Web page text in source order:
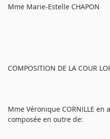
Mme Marie-Estelle CHAPON
COMPOSITION DE LA COUR
Mme Véronique CORNILLE
composée en outre de: